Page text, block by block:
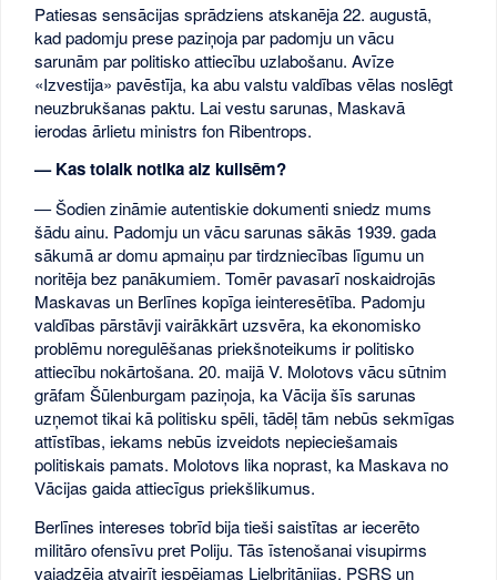
Patiesas sensācijas sprādziens atskanēja 22. augustā,
kad padomju prese paziņoja par padomju un vācu
sarunām par politisko attiecību uzlabošanu. Avīze
«Izvestija» pavēstīja, ka abu valstu valdības vēlas noslēgt
neuzbrukšanas paktu. Lai vestu sarunas, Maskavā
ierodas ārlietu ministrs fon Ribentrops.
— Kas tolaik notika aiz kulisēm?
— Šodien zināmie autentiskie dokumenti sniedz mums
šādu ainu. Padomju un vācu sarunas sākās 1939. gada
sākumā ar domu apmaiņu par tirdzniecības līgumu un
noritēja bez panākumiem. Tomēr pavasarī noskaidrojās
Maskavas un Berlīnes kopīga ieinteresētība. Padomju
valdības pārstāvji vairākkārt uzsvēra, ka ekonomisko
problēmu noregulēšanas priekšnoteikums ir politisko
attiecību nokārtošana. 20. maijā V. Molotovs vācu sūtnim
grāfam Šūlenburgam paziņoja, ka Vācija šīs sarunas
uzņemot tikai kā politisku spēli, tādēļ tām nebūs sekmīgas
attīstības, iekams nebūs izveidots nepieciešamais
politiskais pamats. Molotovs lika noprast, ka Maskava no
Vācijas gaida attiecīgus priekšlikumus.
Berlīnes intereses tobrīd bija tieši saistītas ar iecerēto
militāro ofensīvu pret Poliju. Tās īstenošanai visupirms
vajadzēja atvairīt iespējamas Lielbritānijas, PSRS un